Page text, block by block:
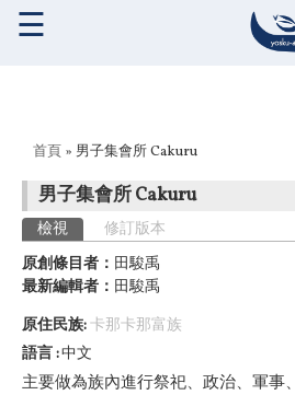
☰
您在這裡
首頁 » 男子集會所 Cakuru
男子集會所 Cakuru
主要索引標籤
檢視 (作用中頁籤)
修訂版本
原創條目者： 田駿禹
最新編輯者： 田駿禹
原住民族:卡那卡那富族
語言 中文
主要做為族內進行祭祀、政治、軍事